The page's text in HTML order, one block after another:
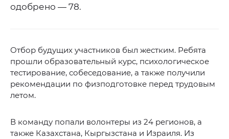
одобрено — 78.
Отбор будущих участников был жестким. Ребята
прошли образовательный курс, психологическое
тестирование, собеседование, а также получили
рекомендации по физподготовке перед трудовым
летом.
В команду попали волонтеры из 24 регионов, а
также Казахстана, Кыргызстана и Израиля. Из